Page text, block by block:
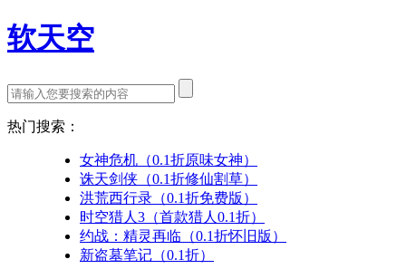
软天空
热门搜索：
女神危机（0.1折原味女神）
诛天剑侠（0.1折修仙割草）
洪荒西行录（0.1折免费版）
时空猎人3（首款猎人0.1折）
约战：精灵再临（0.1折怀旧版）
新盗墓笔记（0.1折）